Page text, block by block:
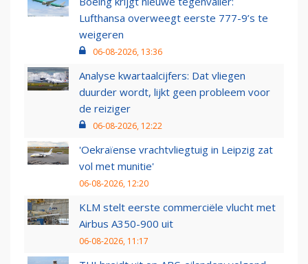
Lufthansa overweegt eerste 777-9’s te
weigeren
06-08-2026, 13:36
Analyse kwartaalcijfers: Dat vliegen
duurder wordt, lijkt geen probleem voor
de reiziger
06-08-2026, 12:22
'Oekraïense vrachtvliegtuig in Leipzig zat
vol met munitie'
06-08-2026, 12:20
KLM stelt eerste commerciële vlucht met
Airbus A350-900 uit
06-08-2026, 11:17